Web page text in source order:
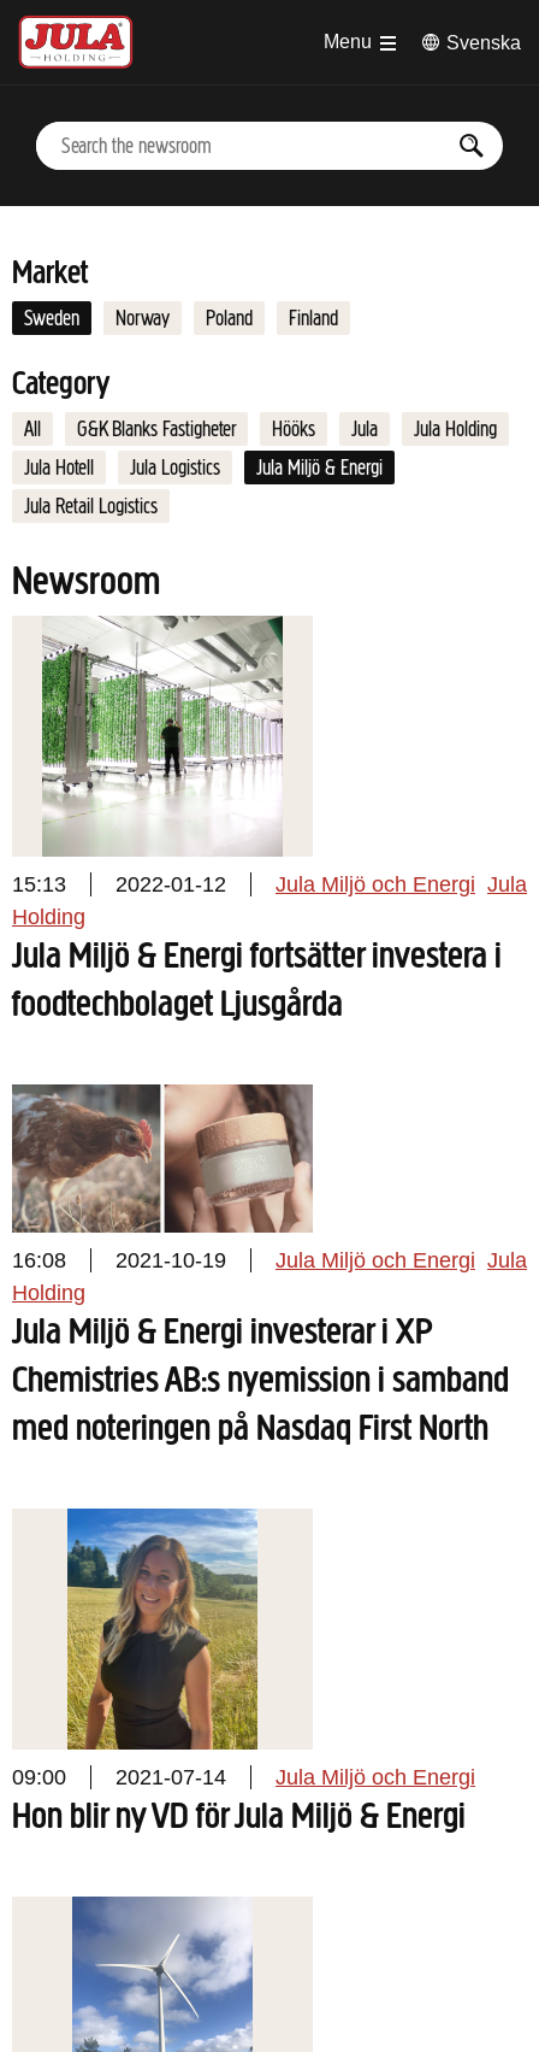
Jump to main content
Menu
Svenska
Market
Sweden Norway Poland Finland
Category
All G&K Blanks Fastigheter Hööks Jula
Jula Holding
Jula Hotell
Jula Logistics
Jula Miljö & Energi
Jula Retail Logistics
Newsroom
15:13 2022-01-12 Jula Miljö och Energi Jula
Holding
Jula Miljö & Energi fortsätter investera i
foodtechbolaget Ljusgårda
16:08 2021-10-19 Jula Miljö och Energi Jula
Holding
Jula Miljö & Energi investerar i XP
Chemistries AB:s nyemission i samband
med noteringen på Nasdaq First North
09:00 2021-07-14 Jula Miljö och Energi
Hon blir ny VD för Jula Miljö & Energi